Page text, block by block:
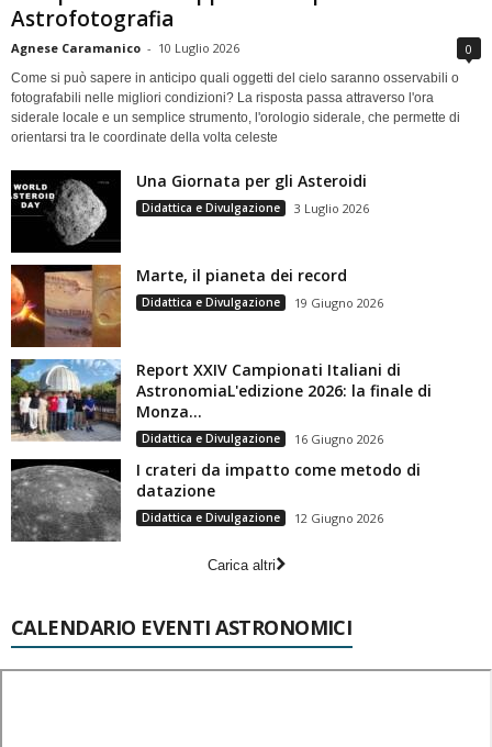
Astrofotografia
Agnese Caramanico - 10 Luglio 2026 0
Come si può sapere in anticipo quali oggetti del cielo saranno osservabili o
fotografabili nelle migliori condizioni? La risposta passa attraverso l'ora
siderale locale e un semplice strumento, l'orologio siderale, che permette di
orientarsi tra le coordinate della volta celeste
Una Giornata per gli Asteroidi
Didattica e Divulgazione 3 Luglio 2026
Marte, il pianeta dei record
Didattica e Divulgazione 19 Giugno 2026
Report XXIV Campionati Italiani di
AstronomiaL'edizione 2026: la finale di
Monza...
Didattica e Divulgazione 16 Giugno 2026
I crateri da impatto come metodo di
datazione
Didattica e Divulgazione 12 Giugno 2026
Carica altri
CALENDARIO EVENTI ASTRONOMICI